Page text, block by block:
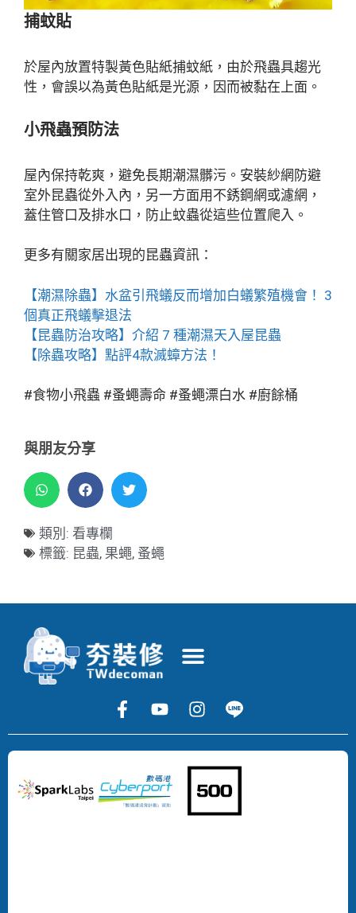
捕蚊貼
於屋內放置特製黃色貼紙捕蚊紙，由於飛蟲具趨光
性，會誤以為黃色貼紙是光源，因而被黏在上面。
小飛蟲預防法
屋內保持乾爽，避免長期潮濕髒污。安裝紗網防避
室外昆蟲從外入內，另一方面用不銹鋼網或濾網，
蓋住管口及排水口，防止蚊蟲從這些位置爬入。
更多有關家居出現的昆蟲資訊：
【潮濕除蟲】水盆引飛蟻反而增加白蟻繁殖機會！ 3
個真正飛蟻擊退法
【昆蟲防治攻略】介紹 7 種潮濕天入屋昆蟲
【除蟲攻略】點評4款滅蟑方法！
#食物小飛蟲 #蚤蠅壽命 #蚤蠅漂白水 #廚餘桶
與朋友分享
類別: 看專欄
標籤: 昆蟲, 果蠅, 蚤蠅
Copyright
2024
DECOMAN